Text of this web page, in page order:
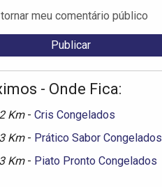
meu comentário público
- Onde Fica:
Km - Cris Congelados
Km - Prático Sabor Congelados
Km - Piato Pronto Congelados